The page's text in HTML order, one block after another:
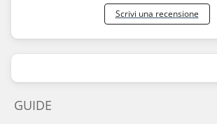
Scrivi una recensione
GUIDE